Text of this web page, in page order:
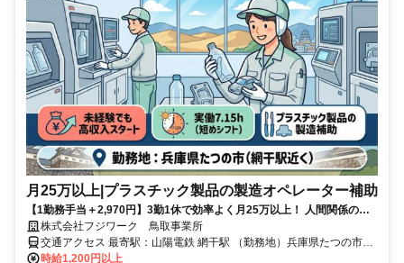
月25万以上|プラスチック製品の製造オペレーター補助
【1勤務手当＋2,970円】3勤1休で効率よく月25万以上！ 人間関係の悩
みとは無縁の「モクモク集中」ワーク。
株式会社フジワーク 鳥取事業所
交通アクセス 最寄駅：山陽電鉄 網干駅 （勤務地）兵庫県たつの市
（事業所）JR「鳥取」駅から徒歩2分
時給1,200円以上